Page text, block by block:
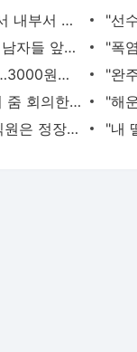
"경찰관이 20대女 끌고가 경찰서 내부서 성폭행"…직원 78명 직무정지까지, 파키스탄에 무슨 일이
"11살 때 기쁨조 후보였다, 그때 남자들 앞에서…" 탈북민 주장 충격
"한국 오면 무조건 쓸어담는다"…3000원짜리 뭐길래, 외국인 꼭 쟁여 간다는 가방
"빨랫감 다 보이는데"…화장실서 줌 회의한 뉴질랜드 시의원 "문제없다"
"수건은 드릴께" 손님은 알몸, 직원은 정장…美 식당이 꺼낸 '파격 생존법'